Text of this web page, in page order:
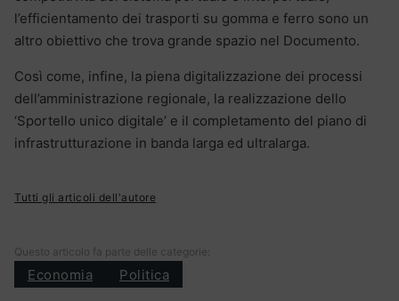
l’efficientamento dei trasporti su gomma e ferro sono un
altro obiettivo che trova grande spazio nel Documento.
Così come, infine, la piena digitalizzazione dei processi
dell’amministrazione regionale, la realizzazione dello
‘Sportello unico digitale’ e il completamento del piano di
infrastrutturazione in banda larga ed ultralarga.
Tutti gli articoli dell'autore
Questo articolo fa parte delle categorie:
Economia Politica